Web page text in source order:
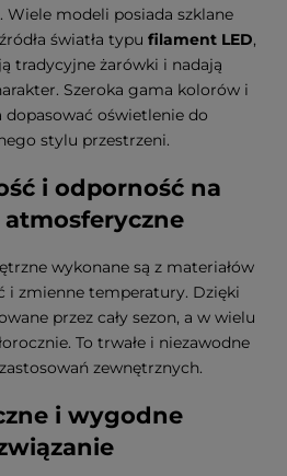
Wiele modeli posiada szklane
światła typu filament LED,
tradycyjne żarówki i nadają
Szeroka gama kolorów i
dopasować oświetlenie do
stylu przestrzeni.
i odporność na
wykonane są z materiałów
i zmienne temperatury. Dzięki
przez cały sezon, a w wielu
To trwałe i niezawodne
zewnętrznych.
i wygodne